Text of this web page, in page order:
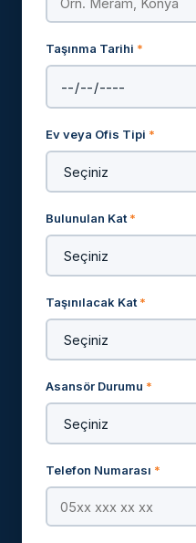
Taşınma Tarihi *
Ev veya Ofis Tipi *
Bulunulan Kat*
Taşınılacak Kat*
Asansör Durumu *
Telefon Numarası *